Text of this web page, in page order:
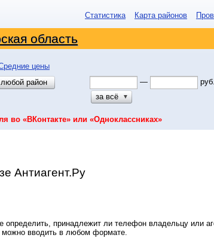
Статистика Карта районов
область
цены
любой район —
руб.
за всё
▼
во «ВКонтакте» или «Одноклассниках»
Антиагент.Ру
принадлежит ли телефон владельцу или
можно вводить в любом формате.